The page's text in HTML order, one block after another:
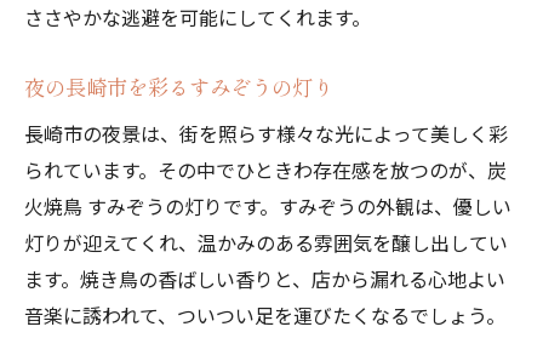
ささやかな逃避を可能にしてくれます。
夜の長崎市を彩るすみぞうの灯り
長崎市の夜景は、街を照らす様々な光によって美しく彩
られています。その中でひときわ存在感を放つのが、炭
火焼鳥 すみぞうの灯りです。すみぞうの外観は、優しい
灯りが迎えてくれ、温かみのある雰囲気を醸し出してい
ます。焼き鳥の香ばしい香りと、店から漏れる心地よい
音楽に誘われて、ついつい足を運びたくなるでしょう。